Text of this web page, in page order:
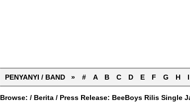
PENYANYI / BAND » # A B C D E F G H I
Browse: / Berita / Press Release: BeeBoys Rilis Single